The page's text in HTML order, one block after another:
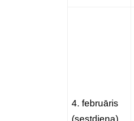
4. februāris
(sestdiena)